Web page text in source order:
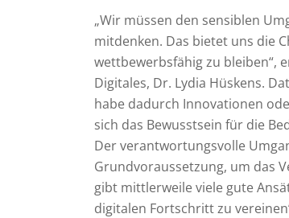
„Wir müssen den sensiblen
mitdenken. Das bietet uns die
wettbewerbsfähig zu bleiben“,
Digitales, Dr. Lydia Hüskens.
habe dadurch Innovationen
sich das Bewusstsein für die
Der verantwortungsvolle
Grundvoraussetzung, um das
gibt mittlerweile viele gute
digitalen Fortschritt zu